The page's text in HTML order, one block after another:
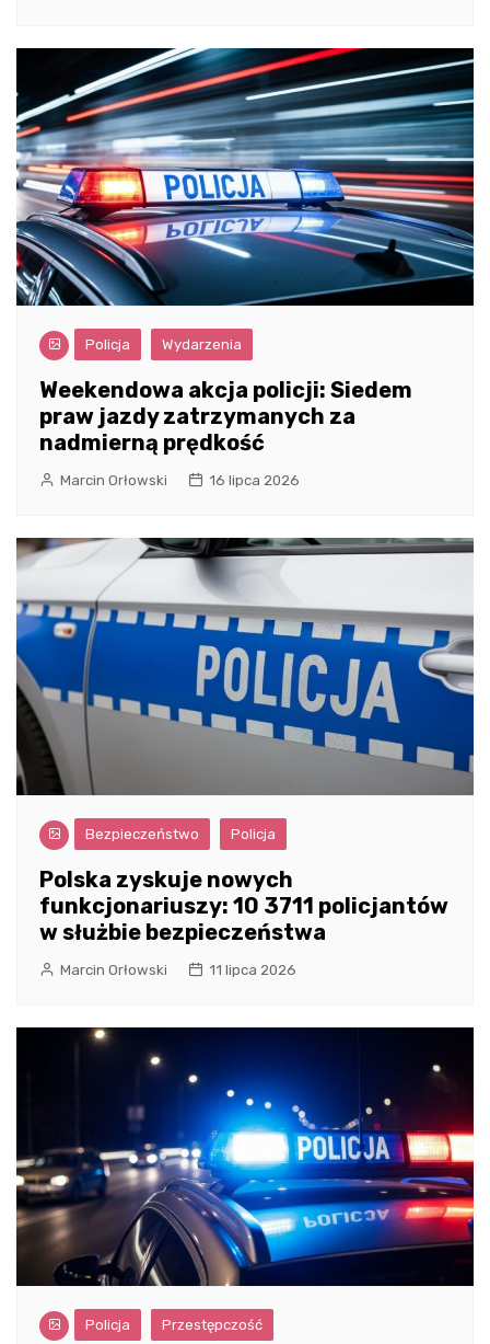
Policja Wydarzenia
Weekendowa akcja policji: Siedem
praw jazdy zatrzymanych za
nadmierną prędkość
Marcin Orłowski 16 lipca 2026
Bezpieczeństwo Policja
Polska zyskuje nowych
funkcjonariuszy: 10 3711 policjantów
w służbie bezpieczeństwa
Marcin Orłowski 11 lipca 2026
Policja Przestępczość